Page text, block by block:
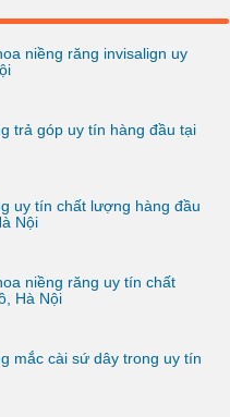
niềng răng invisalign uy
trả góp uy tín hàng đầu tại
uy tín chất lượng hàng đầu
Nội
niềng răng uy tín chất
Hà Nội
mắc cài sứ dây trong uy tín